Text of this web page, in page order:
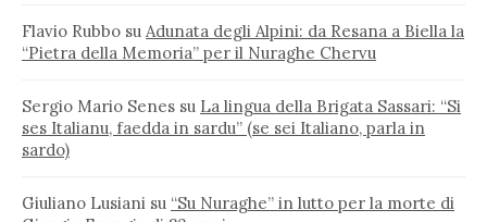
Flavio Rubbo su Adunata degli Alpini: da Resana a Biella la
“Pietra della Memoria” per il Nuraghe Chervu
Sergio Mario Senes su La lingua della Brigata Sassari: “Si
ses Italianu, faedda in sardu” (se sei Italiano, parla in
sardo)
Giuliano Lusiani su “Su Nuraghe” in lutto per la morte di